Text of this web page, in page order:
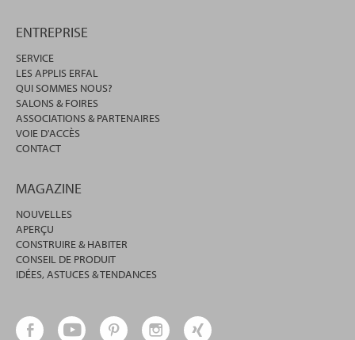
ENTREPRISE
SERVICE
LES APPLIS ERFAL
QUI SOMMES NOUS?
SALONS & FOIRES
ASSOCIATIONS & PARTENAIRES
VOIE D'ACCÈS
CONTACT
MAGAZINE
NOUVELLES
APERÇU
CONSTRUIRE & HABITER
CONSEIL DE PRODUIT
IDÉES, ASTUCES & TENDANCES